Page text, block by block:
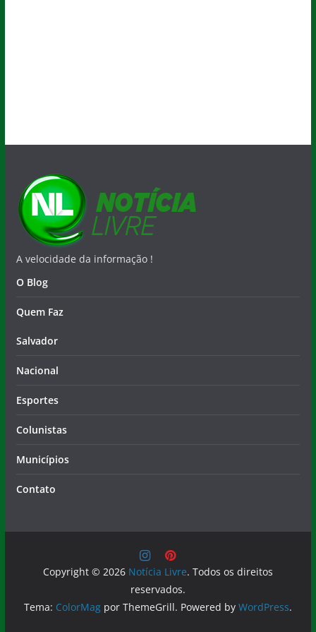
A velocidade da informação !
O Blog
Quem Faz
Salvador
Nacional
Esportes
Colunistas
Municípios
Contato
Copyright © 2026 Notícia Livre. Todos os direitos
reservados.
Tema: ColorMagpor ThemeGrill. Powered by WordPress.